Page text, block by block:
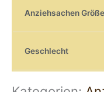
Anziehsachen Größe
Geschlecht